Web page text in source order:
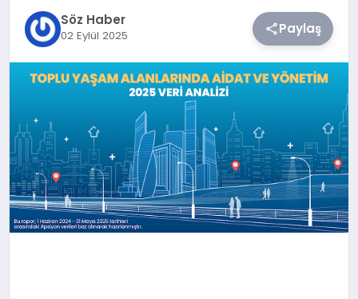
Söz Haber
02 Eylül 2025 Paylaş